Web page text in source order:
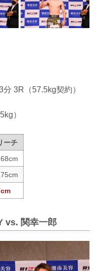
3R（57.5kg契約）
）
ーチ
vs. 関幸一郎